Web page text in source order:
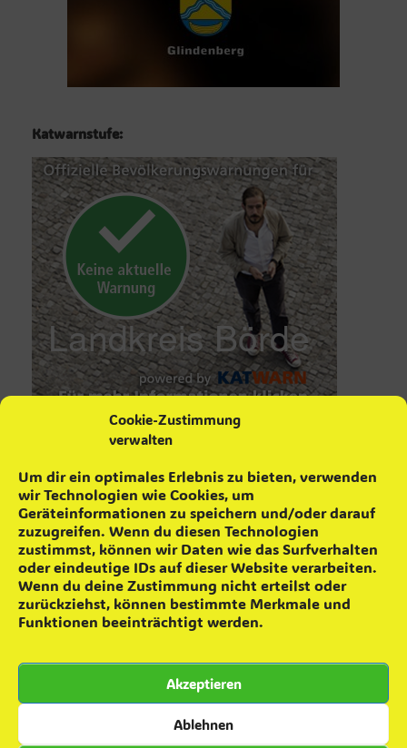
Cookie-Zustimmung
verwalten
Um dir ein optimales Erlebnis zu bieten, verwenden
wir Technologien wie Cookies, um
Geräteinformationen zu speichern und/oder darauf
zuzugreifen. Wenn du diesen Technologien
zustimmst, können wir Daten wie das Surfverhalten
oder eindeutige IDs auf dieser Website verarbeiten.
Wenn du deine Zustimmung nicht erteilst oder
zurückziehst, können bestimmte Merkmale und
Funktionen beeinträchtigt werden.
Akzeptieren
Ablehnen
Katwarnstufe:
Maifeuer ´26 4. Mai 2026
Schrottsammlung 16. April 2026
Feuerwehr wurde geehrt 17. Februar 2026
Achtung! falsche Feuerwehrleute 22. Januar 2026
Das war das 8. Skatturnier 12. Januar 2026
8. Skatturnier 2. Dezember 2025
22. November 2025
Zuwachs für die Einsatzabteilung 28. September 2025
Besuch in Colbitz 7. Juni 2025